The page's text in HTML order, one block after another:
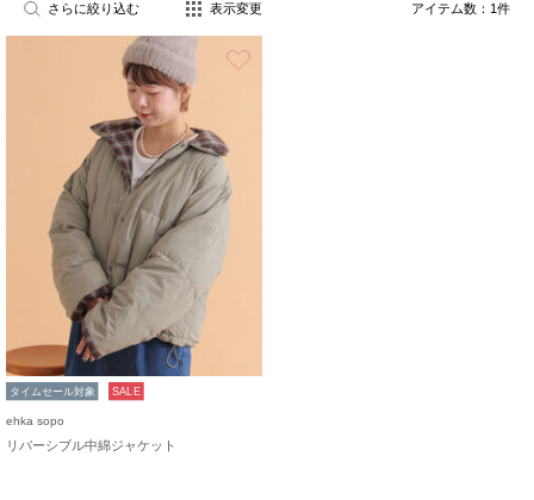
さらに絞り込む 表示変更 アイテム数： 1件
タイムセール対象 SALE
ehka sopo
リバーシブル中綿ジャケット